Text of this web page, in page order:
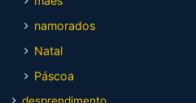
namorados
Natal
Páscoa
desprendimento